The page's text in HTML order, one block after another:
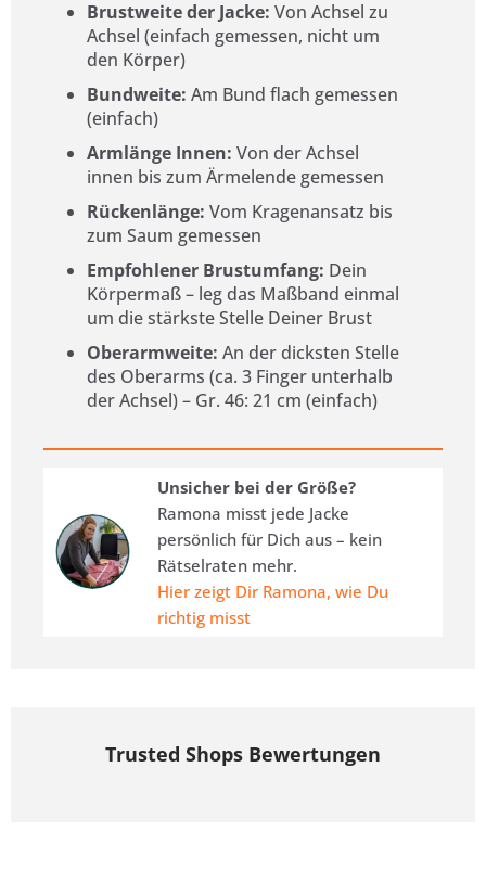
Brustweite der Jacke: Von Achsel zu
Achsel (einfach gemessen, nicht um
den Körper)
Bundweite: Am Bund flach gemessen
(einfach)
Armlänge Innen: Von der Achsel
innen bis zum Ärmelende gemessen
Rückenlänge: Vom Kragenansatz bis
zum Saum gemessen
Empfohlener Brustumfang: Dein
Körpermaß – leg das Maßband einmal
um die stärkste Stelle Deiner Brust
Oberarmweite: An der dicksten Stelle
des Oberarms (ca. 3 Finger unterhalb
der Achsel) – Gr. 46: 21 cm (einfach)
Unsicher bei der Größe?
Ramona misst jede Jacke
persönlich für Dich aus – kein
Rätselraten mehr.
Hier zeigt Dir Ramona, wie Du
richtig misst
Trusted Shops Bewertungen